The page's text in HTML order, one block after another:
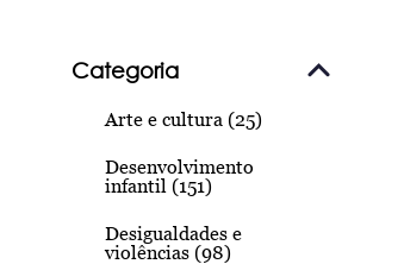
Categoria
Arte e cultura (25)
Desenvolvimento
infantil (151)
Desigualdades e
violências (98)